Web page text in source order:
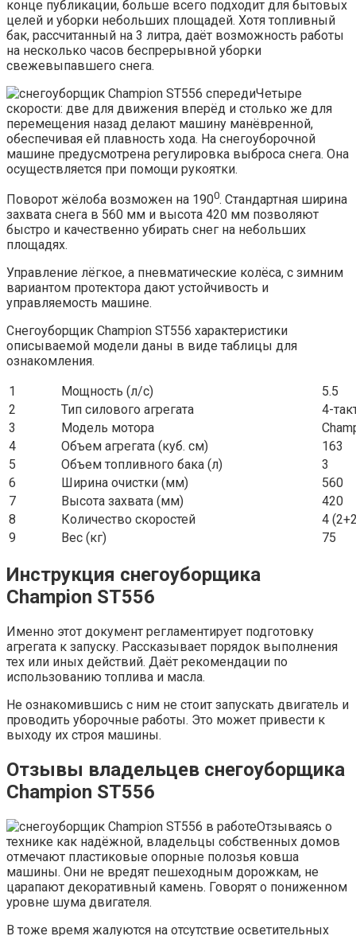
конце публикации, больше всего подходит для бытовых
целей и уборки небольших площадей. Хотя топливный
бак, рассчитанный на 3 литра, даёт возможность работы
на несколько часов беспрерывной уборки
свежевыпавшего снега.
Четыре
скорости: две для движения вперёд и столько же для
перемещения назад делают машину манёвренной,
обеспечивая ей плавность хода. На снегоуборочной
машине предусмотрена регулировка выброса снега. Она
осуществляется при помощи рукоятки.
Поворот жёлоба возможен на 1900. Стандартная ширина
захвата снега в 560 мм и высота 420 мм позволяют
быстро и качественно убирать снег на небольших
площадях.
Управление лёгкое, а пневматические колёса, с зимним
вариантом протектора дают устойчивость и
управляемость машине.
Снегоуборщик Champion ST556 характеристики
описываемой модели даны в виде таблицы для
ознакомления.
1
Мощность (л/с)
5.5
2
Тип силового агрегата
4-
3
Модель мотора
4
Объем агрегата (куб. см)
163
5
Объем топливного бака (л)
3
6
Ширина очистки (мм)
560
7
Высота захвата (мм)
420
8
Количество скоростей
4
9
Вес (кг) 75
Инструкция снегоуборщика
Champion ST556
Именно этот документ регламентирует подготовку
агрегата к запуску. Рассказывает порядок выполнения
тех или иных действий. Даёт рекомендации по
использованию топлива и масла.
Не ознакомившись с ним не стоит запускать двигатель и
проводить уборочные работы. Это может привести к
выходу их строя машины.
Отзывы владельцев снегоуборщика
Champion ST556
Отзываясь о
технике как надёжной, владельцы собственных домов
отмечают пластиковые опорные полозья ковша
машины. Они не вредят пешеходным дорожкам, не
царапают декоративный камень. Говорят о пониженном
уровне шума двигателя.
В тоже время жалуются на отсутствие осветительных